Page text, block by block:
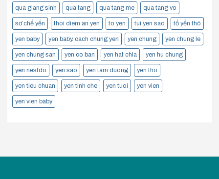
qua giang sinh qua tang qua tang me qua tang vo
sơ chế yến thoi diem an yen to yen tui yen sao tổ yến thô
yen baby yen baby. cach chung yen yen chung yen chung le
yen chung san yen co ban yen hat chia yen hu chung
yen nestdo yen sao yen tam duong yen tho
yen tieu chuan yen tinh che yen tuoi yen vien
yen vien baby